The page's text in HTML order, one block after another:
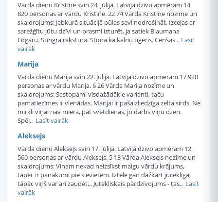
Vārda dienu Kristīne svin 24. jūlijā. Latvijā dzīvo apmēram 14
820 personas ar vārdu Kristīne. 22 74 Vārda Kristīne nozīme un
skaidrojums: Jebkurā situācijā pūlas sevi nodrošināt. Izceļas ar
sarežģītu jūtu dzīvi un prasmi izturēt, ja satiek Blaumaņa
Edgaru. Stingra raksturā. Stipra kā kalnu tīģeris. Cenšas.. Lasīt
vairāk
Marija
Vārda dienu Marija svin 22. jūlijā. Latvijā dzīvo apmēram 17 920
personas ar vārdu Marija. 6 26 Vārda Marija nozīme un
skaidrojums: Sastopami visdažādākie varianti, taču
pamatiezīmes ir vienādas. Marijai ir pašaizliedzīga zelta sirds. Ne
mirkli viņai nav miera, pat svētdienās, jo darbs viņu dzen.
Spēj.. Lasīt vairāk
Aleksejs
Vārda dienu Aleksejs svin 17. jūlijā. Latvijā dzīvo apmēram 12
560 personas ar vārdu Aleksejs. 5 13 Vārda Aleksejs nozīme un
skaidrojums: Viņam nekad neizsīkst maigu vārdu krājums,
tāpēc ir panākumi pie sievietēm. Iztēle gan dažkārt juceklīga,
tāpēc viņš var arī zaudēt... Jutekliskais pārdzīvojums - tas.. Lasīt
vairāk